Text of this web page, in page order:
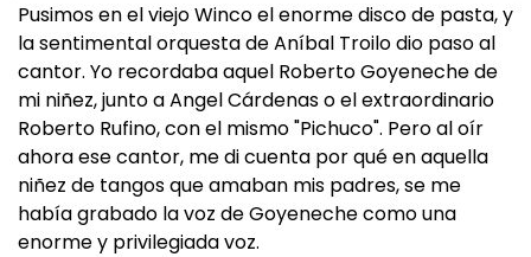
Pusimos en el viejo Winco el enorme disco de pasta, y
la sentimental orquesta de Aníbal Troilo dio paso al
cantor. Yo recordaba aquel Roberto Goyeneche de
mi niñez, junto a Angel Cárdenas o el extraordinario
Roberto Rufino, con el mismo "Pichuco". Pero al oír
ahora ese cantor, me di cuenta por qué en aquella
niñez de tangos que amaban mis padres, se me
había grabado la voz de Goyeneche como una
enorme y privilegiada voz.